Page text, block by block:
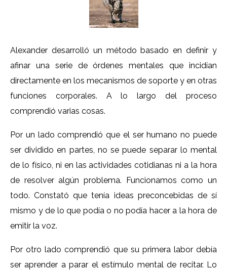
Alexander desarrolló un método basado en definir y
afinar una serie de órdenes mentales que incidían
directamente en los mecanismos de soporte y en otras
funciones corporales. A lo largo del proceso
comprendió varias cosas.
Por un lado comprendió que el ser humano no puede
ser dividido en partes, no se puede separar lo mental
de lo físico, ni en las actividades cotidianas ni a la hora
de resolver algún problema. Funcionamos como un
todo. Constató que tenía ideas preconcebidas de sí
mismo y de lo que podía o no podía hacer a la hora de
emitir la voz.
Por otro lado comprendió que su primera labor debía
ser aprender a parar el estímulo mental de recitar. Lo